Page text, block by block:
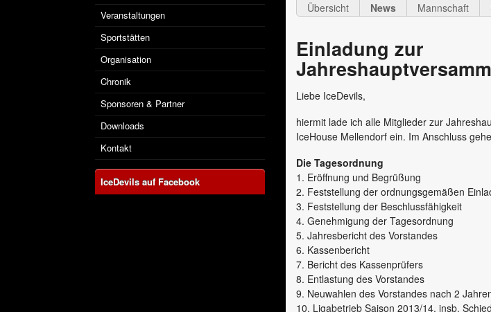
Übersicht News Mannschaft
Einladung zur
Liebe IceDevils,
hiermit lade ich alle Mitglieder zur
IceHouse Mellendorf ein. Im Anschluss
Die Tagesordnung
1. Eröffnung und Begrüßung
2. Feststellung der ordnungsgemäßen
3. Feststellung der Beschlussfähigkeit
4. Genehmigung der Tagesordnung
5. Jahresbericht des Vorstandes
6. Kassenbericht
7. Bericht des Kassenprüfers
8. Entlastung des Vorstandes
9. Neuwahlen des Vorstandes nach 2
10. Ligabetrieb Saison 2013/14, insb.
Veranstaltungen
Sportstätten
Organisation
Chronik
Sponsoren & Partner
Downloads
Kontakt
IceDevils auf Facebook